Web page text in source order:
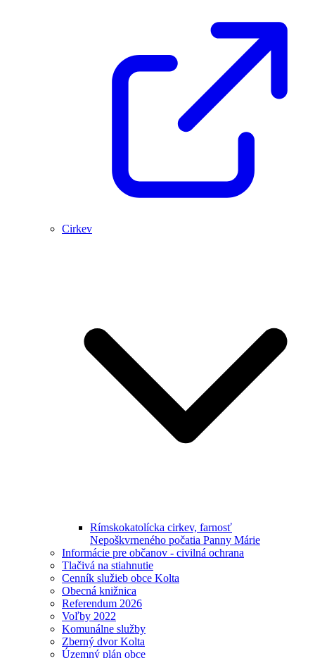
Cirkev
Rímskokatolícka cirkev, farnosť
Nepoškvrneného počatia Panny Márie
Informácie pre občanov - civilná ochrana
Tlačivá na stiahnutie
Cenník služieb obce Kolta
Obecná knižnica
Referendum 2026
Voľby 2022
Komunálne služby
Zberný dvor Kolta
Územný plán obce